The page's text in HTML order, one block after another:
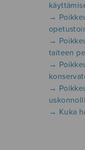
→
→
taiteen
→
→
→ Kuka